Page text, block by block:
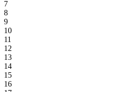
7
8
9
10
11
12
13
14
15
16